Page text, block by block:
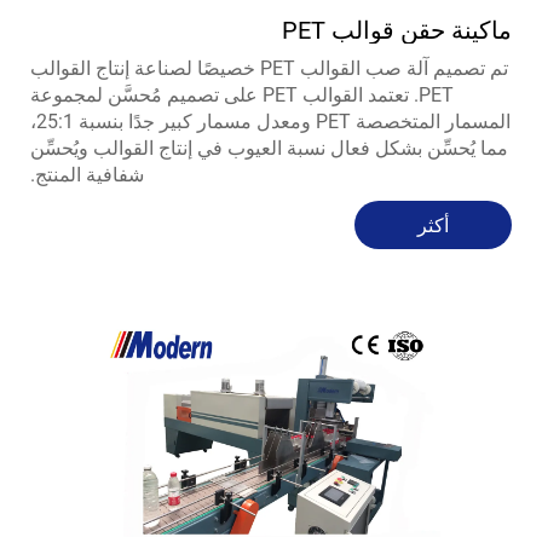
ماكينة حقن قوالب PET
تم تصميم آلة صب القوالب PET خصيصًا لصناعة إنتاج القوالب
PET. تعتمد القوالب PET على تصميم مُحسَّن لمجموعة
المسمار المتخصصة PET ومعدل مسمار كبير جدًا بنسبة 25:1،
مما يُحسِّن بشكل فعال نسبة العيوب في إنتاج القوالب ويُحسِّن
شفافية المنتج.
أكثر